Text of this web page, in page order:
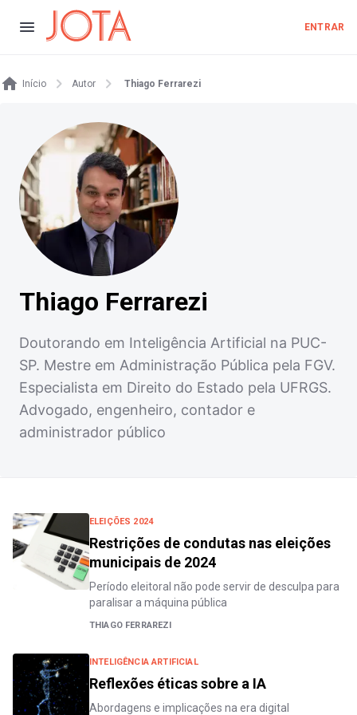
ENTRAR
Início Autor Thiago Ferrarezi
Thiago Ferrarezi
Doutorando em Inteligência Artificial na PUC-
SP. Mestre em Administração Pública pela FGV.
Especialista em Direito do Estado pela UFRGS.
Advogado, engenheiro, contador e
administrador público
ELEIÇÕES 2024
Restrições de condutas nas eleições
municipais de 2024
Período eleitoral não pode servir de desculpa para
paralisar a máquina pública
THIAGO FERRAREZI
INTELIGÊNCIA ARTIFICIAL
Reflexões éticas sobre a IA
Abordagens e implicações na era digital